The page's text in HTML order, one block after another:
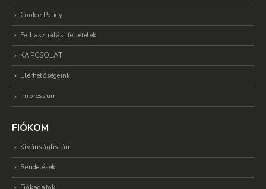
Cookie Policy
Felhasználási feltételek
KAPCSOLAT
Elérhetőségeink
Impressum
FIÓKOM
Kívánságlistám
Rendelések